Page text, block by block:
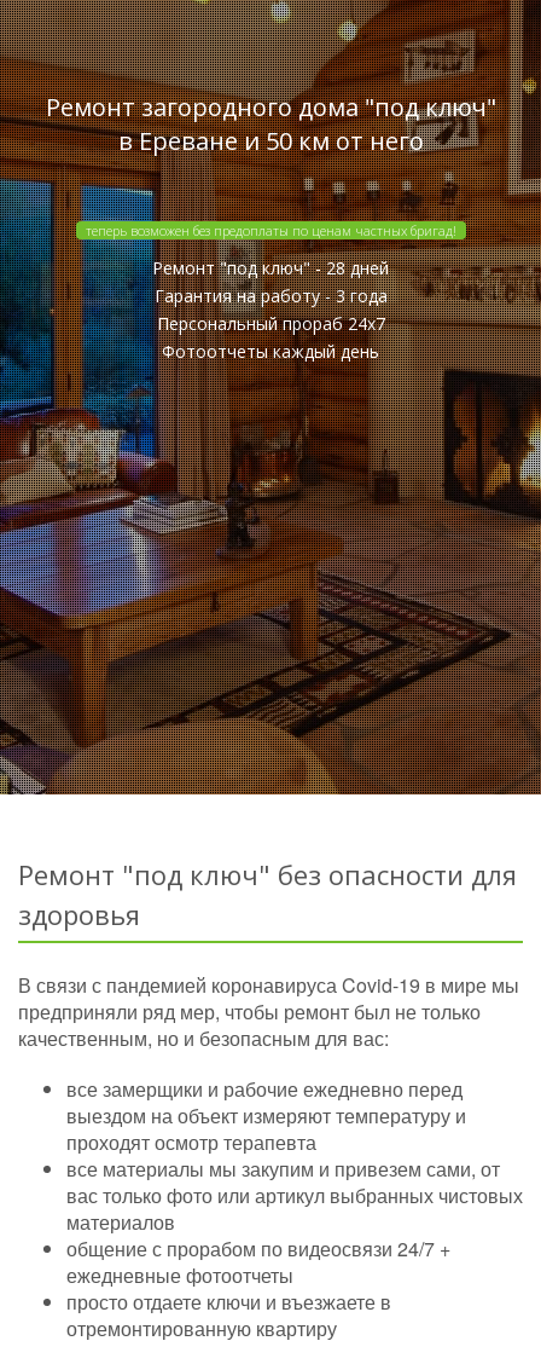
Ремонт загородного дома "под ключ"
в Ереване и 50 км от него
теперь возможен без предоплаты по ценам частных бригад!
Ремонт "под ключ" - 28 дней
Гарантия на работу - 3 года
Персональный прораб 24x7
Фотоотчеты каждый день
Ремонт "под ключ" без опасности для
здоровья
В связи с пандемией коронавируса Covid-19 в мире мы
предприняли ряд мер, чтобы ремонт был не только
качественным, но и безопасным для вас:
все замерщики и рабочие ежедневно перед
выездом на объект измеряют температуру и
проходят осмотр терапевта
все материалы мы закупим и привезем сами, от
вас только фото или артикул выбранных чистовых
материалов
общение с прорабом по видеосвязи 24/7 +
ежедневные фотоотчеты
просто отдаете ключи и въезжаете в
отремонтированную квартиру